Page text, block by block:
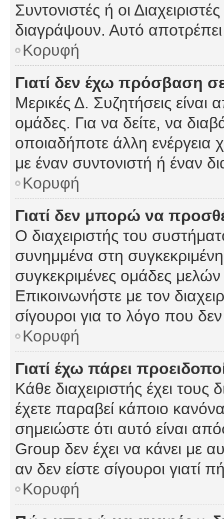
Συντονιστές ή οι
διαγράψουν. Αυτό
Κορυφή
Γιατί δεν έχω πρόσβαση
Μερικές Δ. Συζητήσεις είναι
ομάδες. Για να δείτε, να
οποιαδήποτε άλλη ενέργεια
με έναν συντονιστή ή έναν
Κορυφή
Γιατί δεν μπορώ να
Ο διαχειριστής του
συνημμένα στη
συγκεκριμένες ομάδες
Επικοινωνήστε με τον
σίγουροι για το λόγο που
Κορυφή
Γιατί έχω πάρει
Κάθε διαχειριστής έχει
έχετε παραβεί κάποιο
σημειώστε ότι αυτό είναι
Group δεν έχει να κάνει με
αν δεν είστε σίγουροι γιατί
Κορυφή